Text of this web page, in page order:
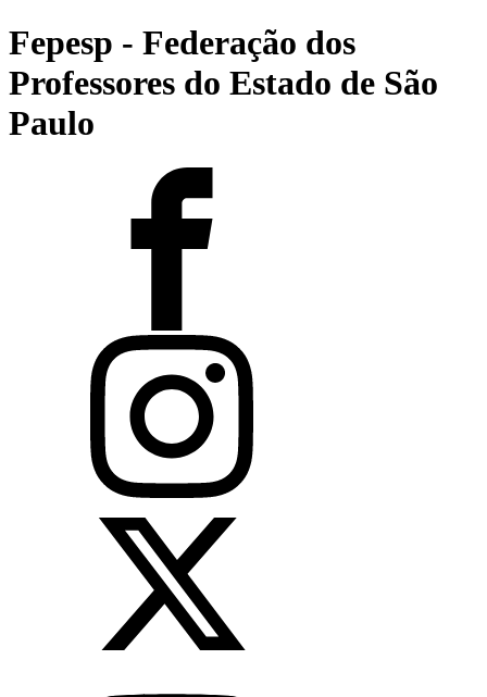
Fepesp - Federação dos
Professores do Estado de São
Paulo